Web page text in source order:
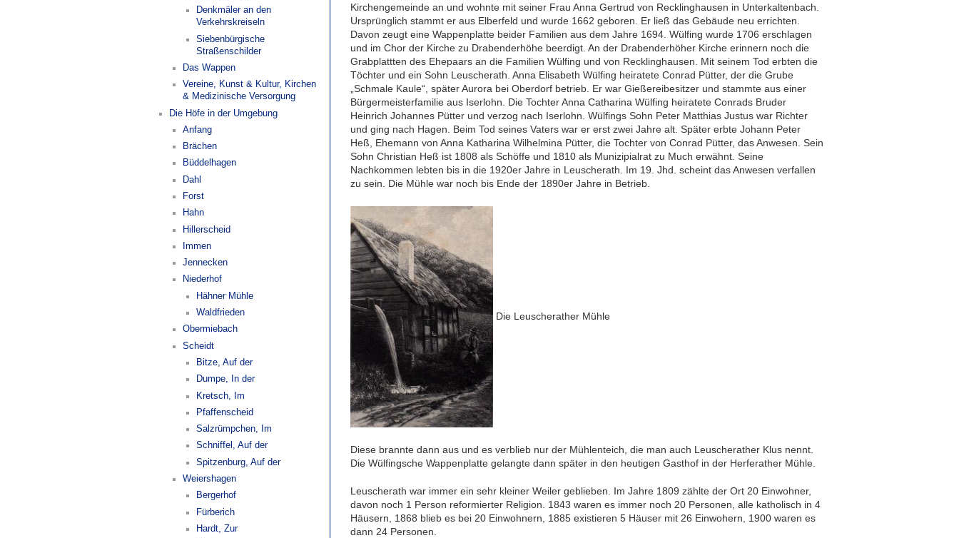
Denkmäler an den
Verkehrskreiseln
Siebenbürgische
Straßenschilder
Das Wappen
Vereine, Kunst & Kultur, Kirchen
& Medizinische Versorgung
Die Höfe in der Umgebung
Anfang
Brächen
Büddelhagen
Dahl
Forst
Hahn
Hillerscheid
Immen
Jennecken
Niederhof
Hähner Mühle
Waldfrieden
Obermiebach
Scheidt
Bitze, Auf der
Dumpe, In der
Kretsch, Im
Pfaffenscheid
Salzrümpchen, Im
Schniffel, Auf der
Spitzenburg, Auf der
Weiershagen
Bergerhof
Fürberich
Hardt, Zur
Kirchengemeinde an und wohnte mit seiner Frau Anna Gertrud von Recklinghausen in Unterkaltenbach.
Ursprünglich stammt er aus Elberfeld und wurde 1662 geboren. Er ließ das Gebäude neu errichten.
Davon zeugt eine Wappenplatte beider Familien aus dem Jahre 1694. Wülfing wurde 1706 erschlagen
und im Chor der Kirche zu Drabenderhöhe beerdigt. An der Drabenderhöher Kirche erinnern noch die
Grabplattten des Ehepaars an die Familien Wülfing und von Recklinghausen. Mit seinem Tod erbten die
Töchter und ein Sohn Leuscherath. Anna Elisabeth Wülfing heiratete Conrad Pütter, der die Grube
„Schmale Kaule“, später Aurora bei Oberdorf betrieb. Er war Gießereibesitzer und stammte aus einer
Bürgermeisterfamilie aus Iserlohn. Die Tochter Anna Catharina Wülfing heiratete Conrads Bruder
Heinrich Johannes Pütter und verzog nach Iserlohn. Wülfings Sohn Peter Matthias Justus war Richter
und ging nach Hagen. Beim Tod seines Vaters war er erst zwei Jahre alt. Später erbte Johann Peter
Heß, Ehemann von Anna Katharina Wilhelmina Pütter, die Tochter von Conrad Pütter, das Anwesen. Sein
Sohn Christian Heß ist 1808 als Schöffe und 1810 als Munizipialrat zu Much erwähnt. Seine
Nachkommen lebten bis in die 1920er Jahre in Leuscherath. Im 19. Jhd. scheint das Anwesen verfallen
zu sein. Die Mühle war noch bis Ende der 1890er Jahre in Betrieb.
Die Leuscherather Mühle
Diese brannte dann aus und es verblieb nur der Mühlenteich, die man auch Leuscherather Klus nennt.
Die Wülfingsche Wappenplatte gelangte dann später in den heutigen Gasthof in der Herferather Mühle.
Leuscherath war immer ein sehr kleiner Weiler geblieben. Im Jahre 1809 zählte der Ort 20 Einwohner,
davon noch 1 Person reformierter Religion. 1843 waren es immer noch 20 Personen, alle katholisch in 4
Häusern, 1868 blieb es bei 20 Einwohnern, 1885 existieren 5 Häuser mit 26 Einwohern, 1900 waren es
dann 24 Personen.